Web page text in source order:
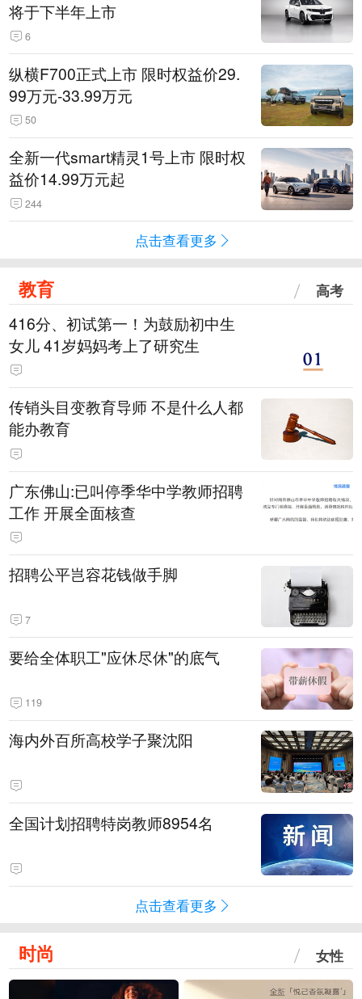
将于下半年上市
6
纵横F700正式上市 限时权益价29.
99万元-33.99万元
50
全新一代smart精灵1号上市 限时权
益价14.99万元起
244
点击查看更多
教育 高考
416分、初试第一！为鼓励初中生
女儿 41岁妈妈考上了研究生
传销头目变教育导师 不是什么人都
能办教育
广东佛山:已叫停季华中学教师招聘
工作 开展全面核查
招聘公平岂容花钱做手脚
7
要给全体职工"应休尽休"的底气
119
海内外百所高校学子聚沈阳
全国计划招聘特岗教师8954名
点击查看更多
时尚 女性